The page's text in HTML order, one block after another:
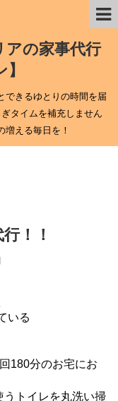
アの家事代行
できるゆとりの時間を届
タイムを補充しません
える毎日を！
！！
いる
180分のお宅にお
うトイレを丸洗い掃